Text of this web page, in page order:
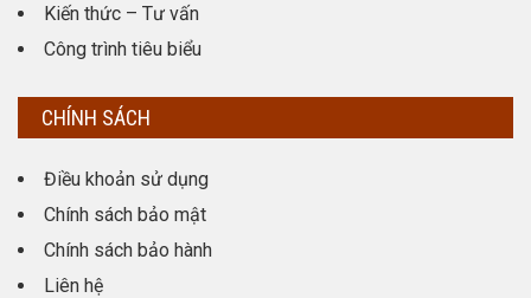
Kiến thức – Tư vấn
Công trình tiêu biểu
CHÍNH SÁCH
Điều khoản sử dụng
Chính sách bảo mật
Chính sách bảo hành
Liên hệ